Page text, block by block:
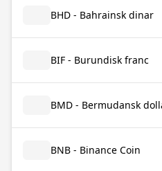
BHD - Bahrainsk dinar
BIF - Burundisk franc
BMD - Bermudansk
BNB - Binance Coin